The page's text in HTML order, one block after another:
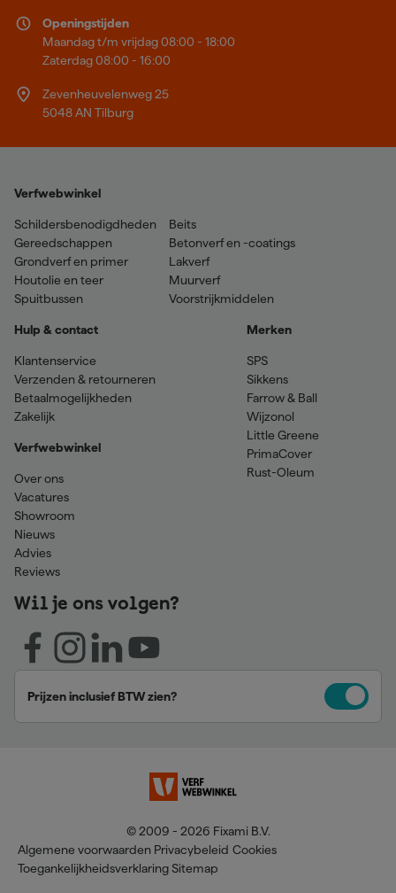
Openingstijden
Maandag t/m vrijdag 08:00 - 18:00
Zaterdag 08:00 - 16:00
Zevenheuvelenweg 25
5048 AN Tilburg
Verfwebwinkel
Schildersbenodigdheden
Gereedschappen
Grondverf en primer
Houtolie en teer
Spuitbussen
Beits
Betonverf en -coatings
Lakverf
Muurverf
Voorstrijkmiddelen
Hulp & contact
Klantenservice
Verzenden & retourneren
Betaalmogelijkheden
Zakelijk
Verfwebwinkel
Over ons
Vacatures
Showroom
Nieuws
Advies
Reviews
Merken
SPS
Sikkens
Farrow & Ball
Wijzonol
Little Greene
PrimaCover
Rust-Oleum
Wil je ons volgen?
Prijzen inclusief BTW zien?
© 2009 - 2026 Fixami B.V.
Algemene voorwaarden Privacybeleid Cookies
Toegankelijkheidsverklaring Sitemap